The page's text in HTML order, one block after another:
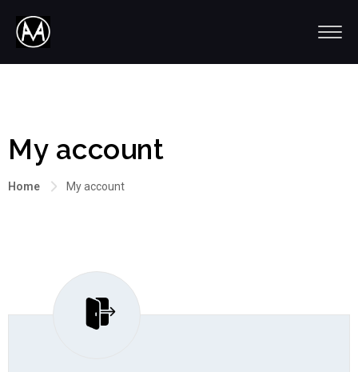
My account
Home My account